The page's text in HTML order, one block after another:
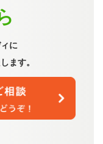
に
ます。